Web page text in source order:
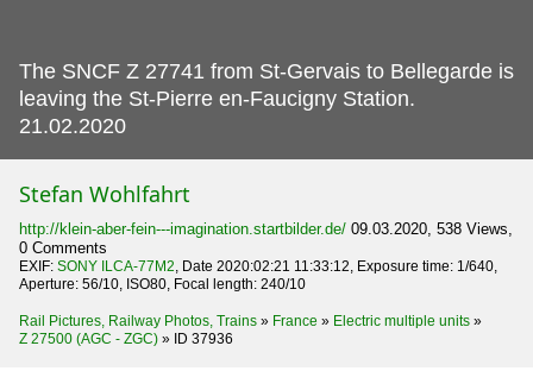
The SNCF Z 27741 from St-Gervais to Bellegarde is
leaving the St-Pierre en-Faucigny Station.
21.02.2020
Stefan Wohlfahrt
http://klein-aber-fein---imagination.startbilder.de/ 09.03.2020, 538 Views,
0 Comments
EXIF: SONY ILCA-77M2, Date 2020:02:21 11:33:12, Exposure time: 1/640,
Aperture: 56/10, ISO80, Focal length: 240/10
Rail Pictures, Railway Photos, Trains » France » Electric multiple units »
Z 27500 (AGC - ZGC) » ID 37936